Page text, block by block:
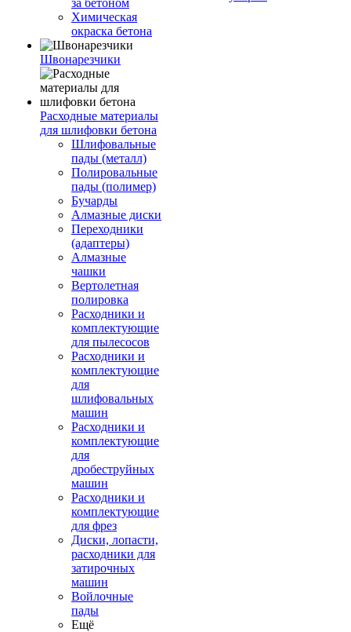
за бетоном
Химическая
окраска бетона
Швонарезчики
Расходные материалы
для шлифовки бетона
Шлифовальные
пады (металл)
Полировальные
пады (полимер)
Бучарды
Алмазные диски
Переходники
(адаптеры)
Алмазные
чашки
Вертолетная
полировка
Расходники и
комплектующие
для пылесосов
Расходники и
комплектующие
для
шлифовальных
машин
Расходники и
комплектующие
для
дробеструйных
машин
Расходники и
комплектующие
для фрез
Диски, лопасти,
расходники для
затирочных
машин
Войлочные
пады
Ещё